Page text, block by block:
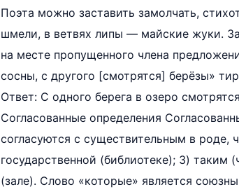
Поэта можно заставить замолчать,
шмели, в ветвях липы — майские жуки.
на месте пропущенного члена
сосны, с другого [смотрятся] берёзы»
Ответ: С одного берега в озеро
Согласованные определения
согласуются с существительным в роде,
государственной (библиотеке); 3) таким
(зале). Слово «которые» является